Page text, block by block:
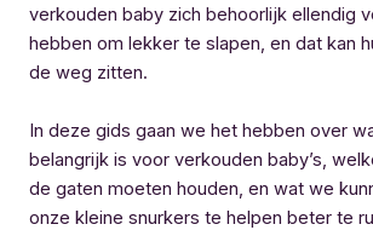
verkouden baby zich behoorlijk ellendig
hebben om lekker te slapen, en dat kan
de weg zitten.
In deze gids gaan we het hebben over
belangrijk is voor verkouden baby’s,
de gaten moeten houden, en wat we
onze kleine snurkers te helpen beter te